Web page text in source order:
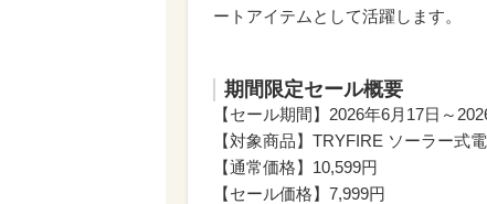
ートアイテムとして活躍します。
期間限定セール概要
【セール期間】2026年6月17日～
【対象商品】TRYFIRE ソーラー式
【通常価格】10,599円
【セール価格】7,999円